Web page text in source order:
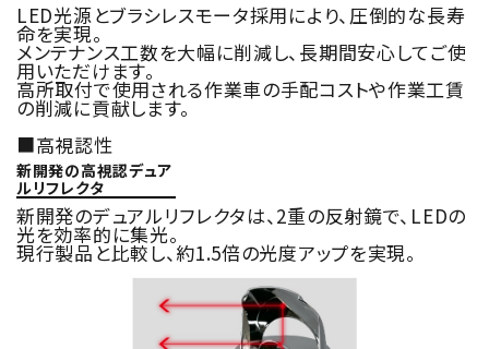
LED光源とブラシレスモータ採用により、圧倒的な長寿
命を実現。
メンテナンス工数を大幅に削減し、長期間安心してご使
用いただけます。
高所取付で使用される作業車の手配コストや作業工賃
の削減に貢献します。
■高視認性
新開発の高視認デュア
ルリフレクタ
新開発のデュアルリフレクタは、2重の反射鏡で、LEDの
光を効率的に集光。
現行製品と比較し、約1.5倍の光度アップを実現。